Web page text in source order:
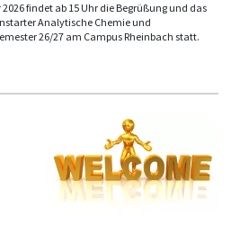
findet ab 15 Uhr die Begrüßung und das
Analytische Chemie und
26/27 am Campus Rheinbach statt.